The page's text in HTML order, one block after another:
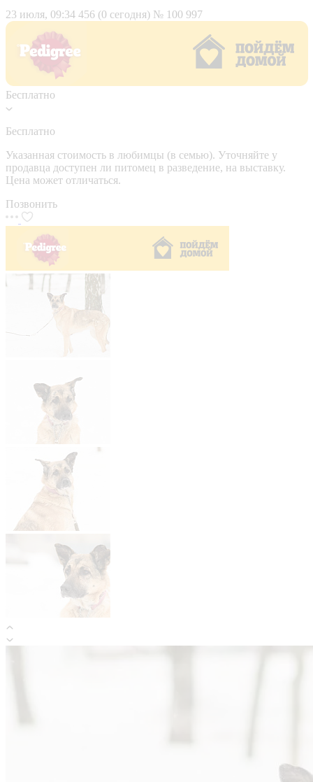
23 июля, 09:34 456 (0 сегодня) № 100 997
Бесплатно
Бесплатно
Указанная стоимость в любимцы (в семью). Уточняйте у
продавца доступен ли питомец в разведение, на выставку.
Цена может отличаться.
Позвонить